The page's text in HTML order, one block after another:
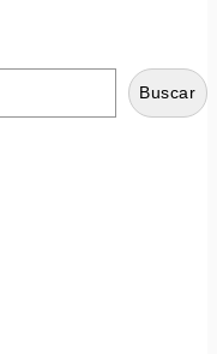
Buscar